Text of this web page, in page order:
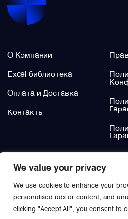
We value your privacy
We use cookies to enhance your
personalised ads or content, and
clicking "Accept All", you consent to
О Компании
Excel библиотека
Оплата и Доставка
Контакты
Щётки (угольные щётки)